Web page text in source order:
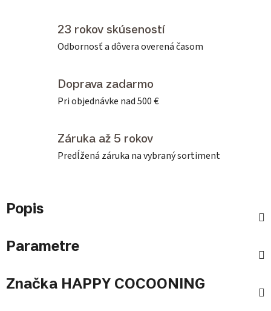
23 rokov skúseností
Odbornosť a dôvera overená časom
Doprava zadarmo
Pri objednávke nad 500 €
Záruka až 5 rokov
Predĺžená záruka na vybraný sortiment
Popis
Parametre
Značka HAPPY COCOONING